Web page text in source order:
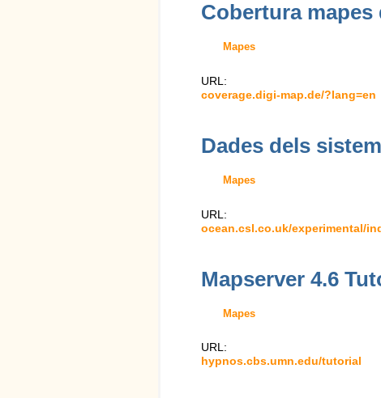
Cobertura
Mapes
URL:
coverage.digi-map.de/?lang=en
Dades dels
Mapes
URL:
ocean.csl.co.uk/experimental/
Mapserver 4.6
Mapes
URL:
hypnos.cbs.umn.edu/tutorial